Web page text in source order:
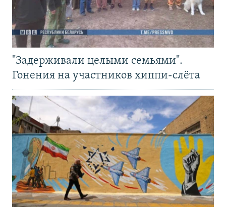
"Задерживали целыми семьями".
Гонения на участников хиппи-слёта